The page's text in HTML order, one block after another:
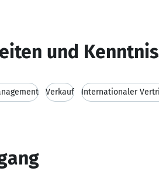
und
Verkauf Internationaler